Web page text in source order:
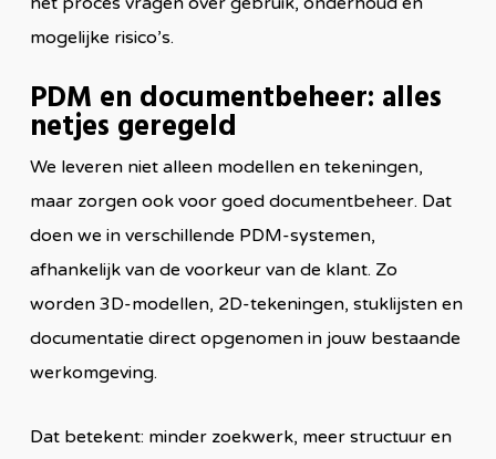
mogelijke risico’s.
PDM en documentbeheer: alles
netjes geregeld
We leveren niet alleen modellen en tekeningen,
maar zorgen ook voor goed documentbeheer. Dat
doen we in verschillende PDM-systemen,
afhankelijk van de voorkeur van de klant. Zo
worden 3D-modellen, 2D-tekeningen, stuklijsten en
documentatie direct opgenomen in jouw bestaande
werkomgeving.
Dat betekent: minder zoekwerk, meer structuur en